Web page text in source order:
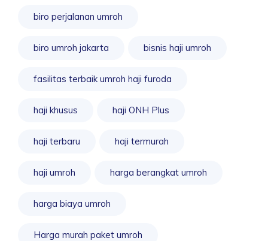
biro perjalanan umroh
biro umroh jakarta bisnis haji umroh
fasilitas terbaik umroh haji furoda
haji khusus haji ONH Plus
haji terbaru haji termurah
haji umroh harga berangkat umroh
harga biaya umroh
Harga murah paket umroh